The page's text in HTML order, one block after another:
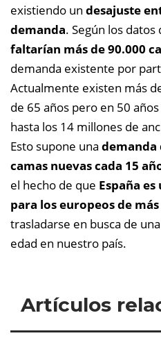
existiendo un desajuste
demanda. Según los
faltarían más de 90.000
demanda existente por
Actualmente existen más
de 65 años pero en 50
hasta los 14 millones de
Esto supone una demanda
camas nuevas cada 15
el hecho de que España
para los europeos de
trasladarse en busca de
edad en nuestro país.
Artículos